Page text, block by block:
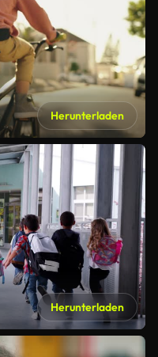
Herunterladen
Herunterladen